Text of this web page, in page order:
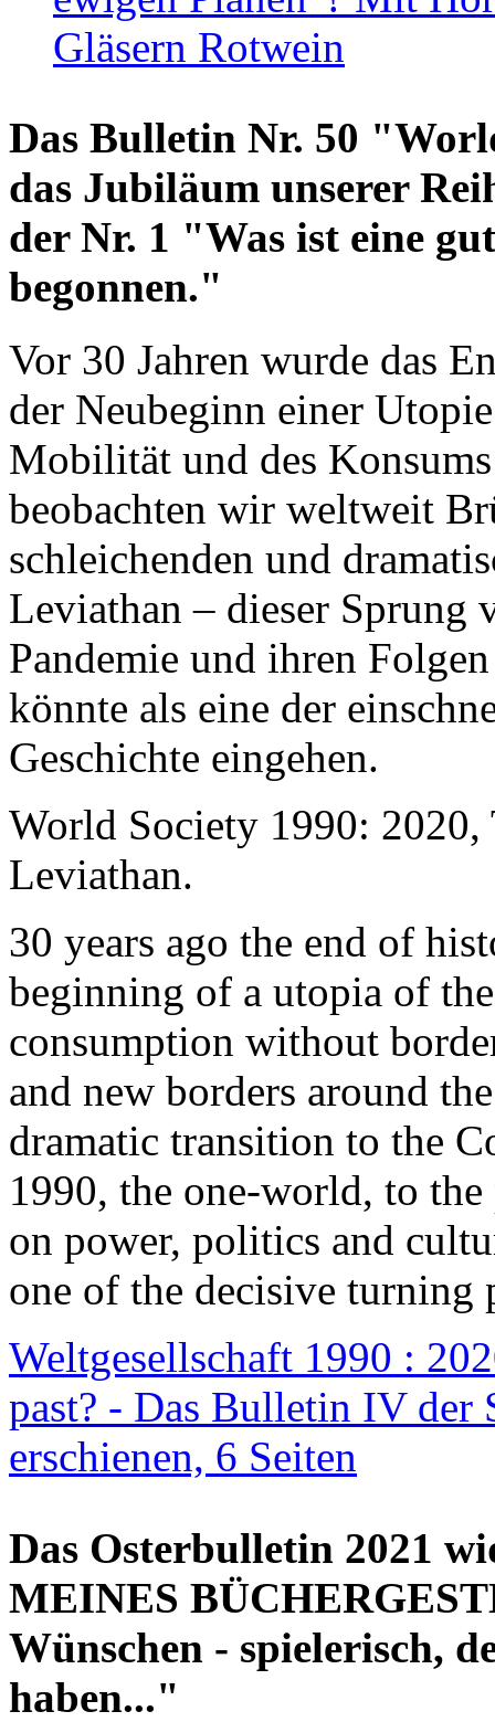
Gläsern Rotwein
Das Bulletin Nr. 50
das Jubiläum unserer
der Nr. 1 "Was ist eine
begonnen."
Vor 30 Jahren wurde das
der Neubeginn einer
Mobilität und des
beobachten wir weltweit
schleichenden und
Leviathan – dieser Sprung
Pandemie und ihren
könnte als eine der
Geschichte eingehen.
World Society 1990: 2020,
Leviathan.
30 years ago the end of
beginning of a utopia of
consumption without
and new borders around
dramatic transition to the
1990, the one-world, to the
on power, politics and
one of the decisive turning
Weltgesellschaft 1990 :
past? - Das Bulletin IV der
erschienen, 6 Seiten
Das Osterbulletin 2021
MEINES
Wünschen - spielerisch,
haben..."